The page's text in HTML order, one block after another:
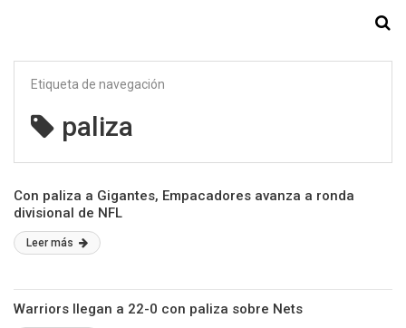
Etiqueta de navegación
paliza
Con paliza a Gigantes, Empacadores avanza a ronda
divisional de NFL
Leer más
Warriors llegan a 22-0 con paliza sobre Nets